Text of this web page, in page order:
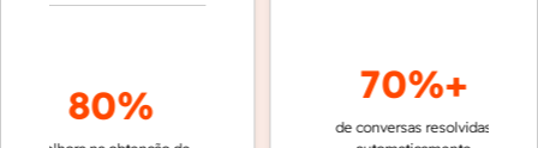
80% 70%+
de conversas resolvidas